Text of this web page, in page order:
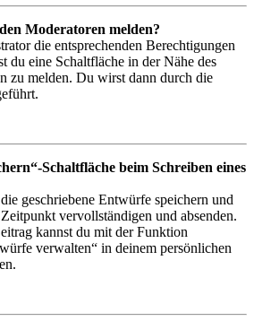
Moderatoren melden?
die entsprechenden Berechtigungen
du eine Schaltfläche in der Nähe des
zu melden. Du wirst dann durch die
Schaltfläche beim Schreiben eines
geschriebene Entwürfe speichern und
vervollständigen und absenden.
kannst du mit der Funktion
verwalten“ in deinem persönlichen